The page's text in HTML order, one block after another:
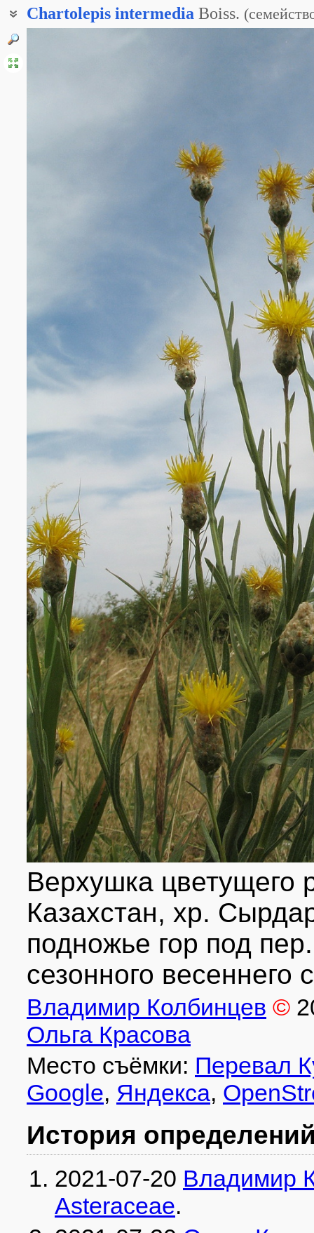
Chartolepis intermedia Boiss. (
Верхушка
Казахстан, хр.
подножье гор под
сезонного весеннего
Владимир Колбинцев ©
Ольга Красова
Место съёмки: Перевал
Google, Яндекса,
История
2021-07-20 Владимир
Asteraceae.